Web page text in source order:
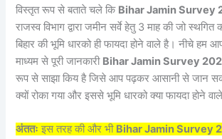
विस्तृत रूप से बताते चले कि Bihar Jamin Survey
राजस्व विभाग द्वारा जमीन सर्वे हेतु 3 माह की जो
बिहार की भूमि धारको ही फायदा होने वाले है। नीचे
माध्यम से पूरी जानकारी Bihar Jamin Survey
रूप से साझा किय है जिसे आप पढ़कर आसानी से जान
क्यों रोका गया और इससे भूमि धारको क्या फायदा होने
अंततः इस तरह की और भी Bihar Jamin Survey